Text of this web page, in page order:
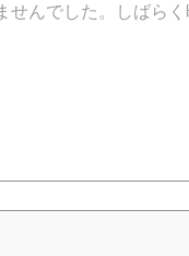
せんでした。しばら